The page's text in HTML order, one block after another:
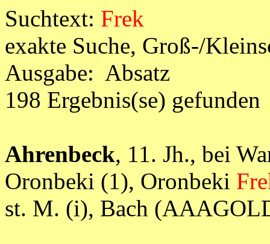
Suchtext: Frek
exakte Suche, Groß-/
Ausgabe: Absatz
198 Ergebnis(se) gefunden
Ahrenbeck, 11. Jh., bei
Oronbeki (1), Oronbeki
st. M. (i), Bach